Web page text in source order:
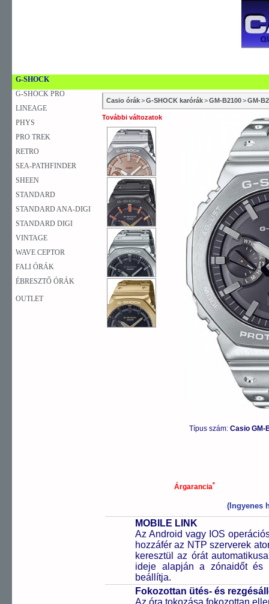
G-SHOCK
G-SHOCK PRO
LINEAGE
PHYS
PRO TREK
RETRO
SEA-PATHFINDER
SHEEN
STANDARD
STANDARD ANA-DIGI
STANDARD DIGI
VINTAGE
WAVE CEPTOR
FALI ÓRÁK
ÉBRESZTŐ ÓRÁK
OUTLET
Casio órák>G-SHOCK karórák>GM-B2100>GM-
További változatok
Típus szám: Casio GM-
Árgarancia*
(Ingyenes
MOBILE LINK
Az Android vagy IOS
hozzáfér az NTP szerverek
keresztül az órát
ideje alapján a zónaidőt és
beállítja.
Fokozottan ütés- és
Az óra tokozása fokozottan